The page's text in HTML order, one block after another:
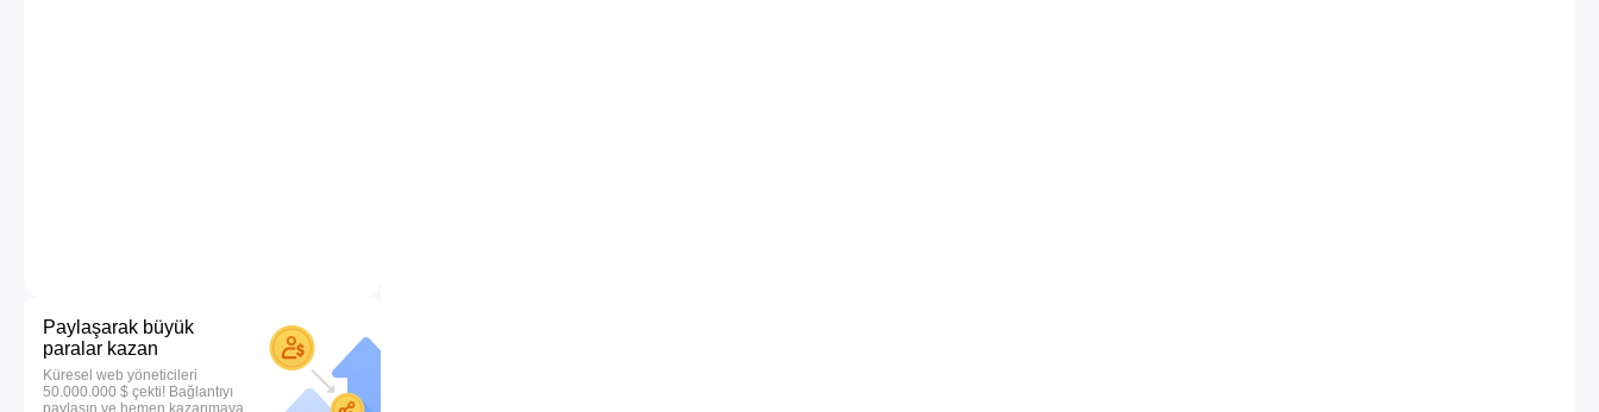
Paylaşarak büyük
paralar kazan
Küresel web yöneticileri
50.000.000 $ çekti! Bağlantıyı
paylaşın ve hemen kazanmaya